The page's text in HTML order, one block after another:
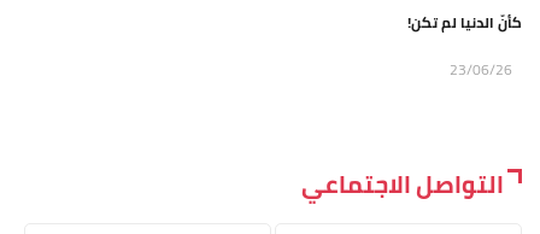
كأنّ الدنيا لم تكن!
23/06/26
التواصل الاجتماعي